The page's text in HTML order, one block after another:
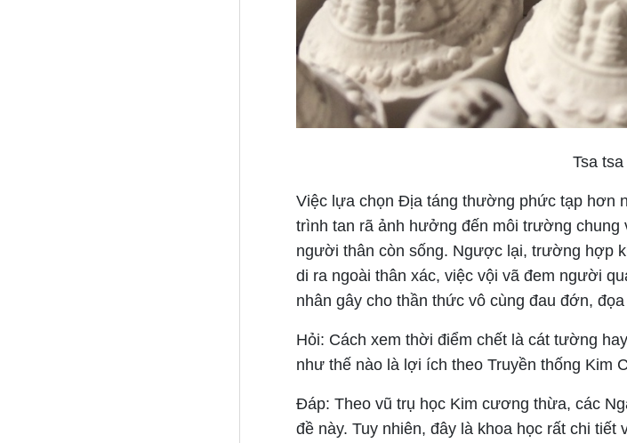
Tsa tsa
Việc lựa chọn Địa táng thường phức tạp hơn
trình tan rã ảnh hưởng đến môi trường
người thân còn sống. Ngược lại, trường hợp
di ra ngoài thân xác, việc vội vã đem người
nhân gây cho thần thức vô cùng đau đớn,
Hỏi: Cách xem thời điểm chết là cát tường
như thế nào là lợi ích theo Truyền thống Kim
Đáp: Theo vũ trụ học Kim cương thừa, các
đề này. Tuy nhiên, đây là khoa học rất chi tiết